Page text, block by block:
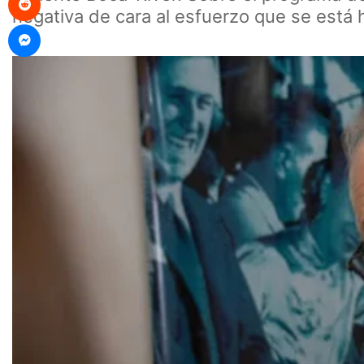
negativa de cara al esfuerzo que se está
Messenger